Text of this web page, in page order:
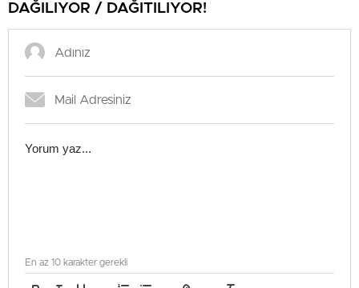
DAĞILIYOR / DAĞITILIYOR!
En az 10 karakter gerekli